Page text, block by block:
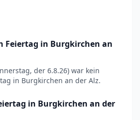
Feiertag in Burgkirchen an
der 6.8.26) war kein
in Burgkirchen an der Alz.
in Burgkirchen an der